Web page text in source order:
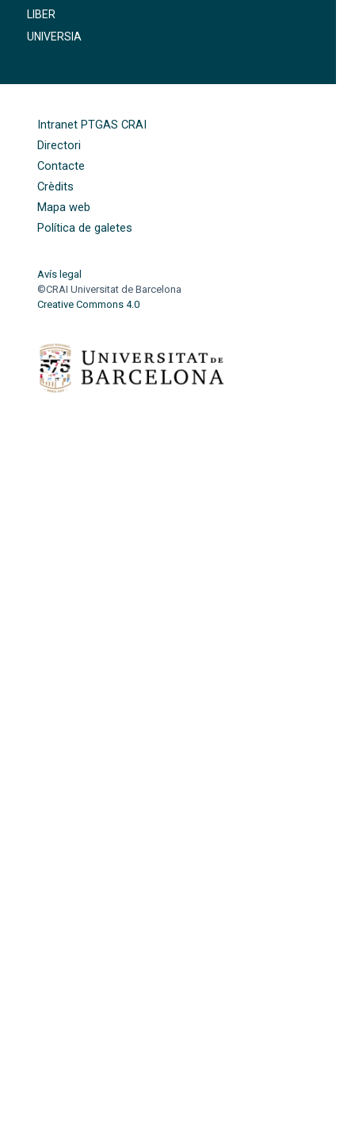
LIBER
UNIVERSIA
Intranet PTGAS CRAI
Directori
Contacte
Crèdits
Mapa web
Política de galetes
Avís legal
©CRAI Universitat de Barcelona
Creative Commons 4.0